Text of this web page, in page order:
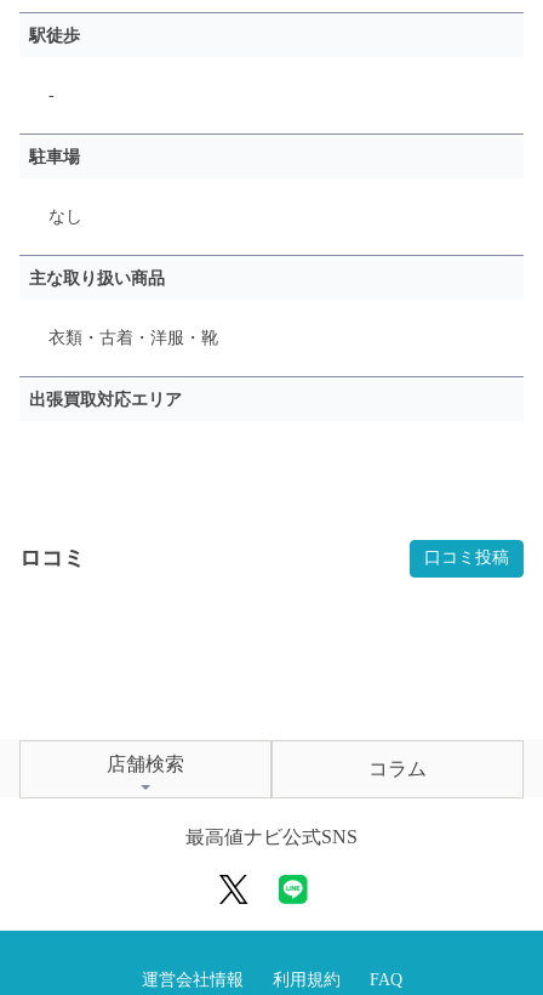
駅徒歩
-
駐車場
なし
主な取り扱い商品
衣類・古着・洋服・靴
出張買取対応エリア
ロコミ 口コミ投稿
店舗検索 コラム
最高値ナビ公式SNS
運営会社情報 利用規約 FAQ